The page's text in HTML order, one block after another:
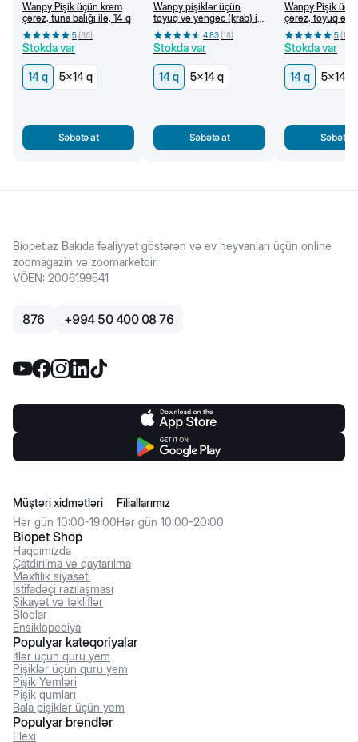
Wanpy Pişik üçün krem
çərəz, tuna balığı ilə, 14 q
5(36)
Stokda var
14 q 5x14 q
Səbətə at
Wanpy pişiklər üçün
toyuq və yengəc (krab) ilə
krem çərəz, 14 q
4.83(18)
Stokda var
14 q 5x14 q
Səbətə at
Wanpy Pişik
çərəz, toyuq əti
5(18
Stokda var
14 q 5x14 q
Səbətə
Biopet.az Bakıda fəaliyyət göstərən və ev heyvanları üçün online
zoomagazin və zoomarketdir.
VÖEN: 2006199541
876 +994 50 400 08 76
Biopet Shop
Haqqımızda
Çatdırılma və qaytarılma
Məxfilik siyasəti
İstifadəçi razılaşması
Şikayət və təkliflər
Bloqlar
Ensiklopediya
Müştəri xidmətləri
Hər gün 10:00-19:00
Filiallarımız
Hər gün 10:00-20:00
Populyar kateqoriyalar
İtlər üçün quru yem
Pişiklər üçün quru yem
Pişik Yemləri
Pişik qumları
Bala pişiklər üçün yem
Populyar brendlər
Flexi